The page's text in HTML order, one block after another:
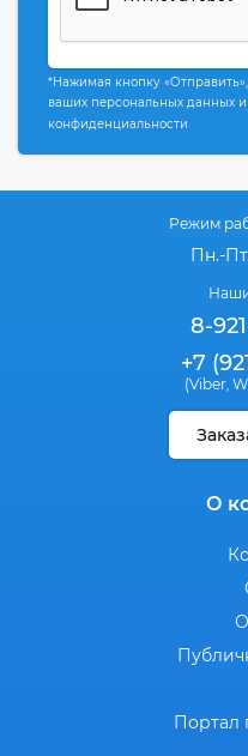
*Нажимая кнопку
ваших персональных данных и
конфиденциальности
Режим
Пн.-
8-
+7
(Viber,
О
Портал